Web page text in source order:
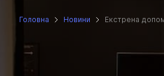
Головна Новини Екстрена